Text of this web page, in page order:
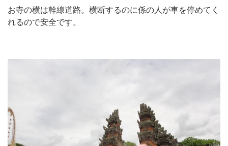
お寺の横は幹線道路。横断するのに係の人が車を停めてく
れるので安全です。